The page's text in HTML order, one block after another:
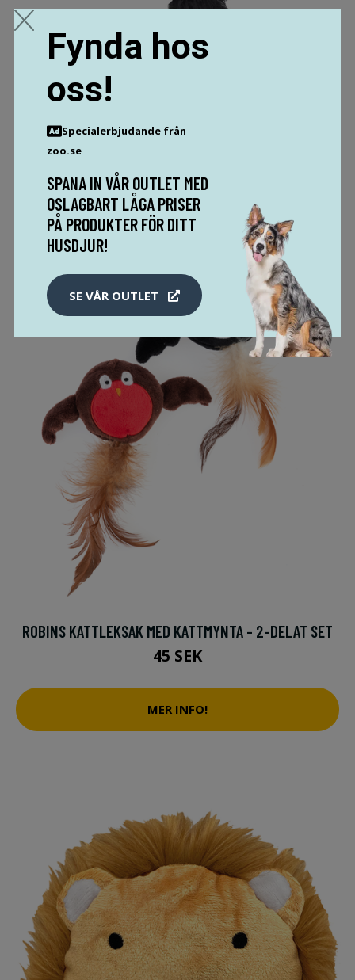
PAWISE SIMPLE CAT KUDDE
ROBINS KATTLEKSAK MED KATTMYNTA - 2-DELAT SET
45 SEK
MER INFO!
Fynda hos
oss!
Specialerbjudande från
zoo.se
SPANA IN VÅR OUTLET MED
OSLAGBART LÅGA PRISER
PÅ PRODUKTER FÖR DITT
HUSDJUR!
SE VÅR OUTLET